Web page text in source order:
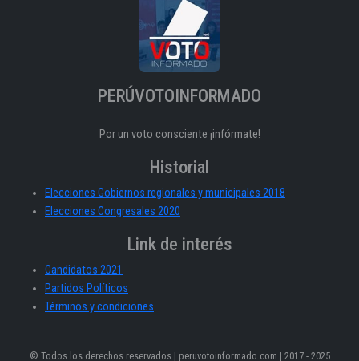
PERÚVOTOINFORMADO
Por un voto consciente ¡infórmate!
Historial
Elecciones Gobiernos regionales y municipales 2018
Elecciones Congresales 2020
Link de interés
Candidatos 2021
Partidos Políticos
Términos y condiciones
© Todos los derechos reservados | peruvotoinformado.com | 2017 - 2025